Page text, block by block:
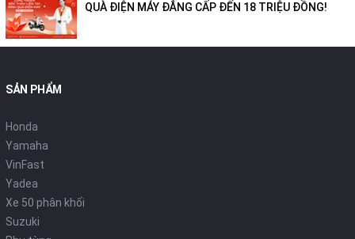
QUÀ ĐIỆN MÁY ĐẲNG CẤP ĐẾN 18 TRIỆU ĐỒNG!
SẢN PHẨM
Honda
Yamaha
VinFast
Yadea
Xe 50 phân khối
Suzuki